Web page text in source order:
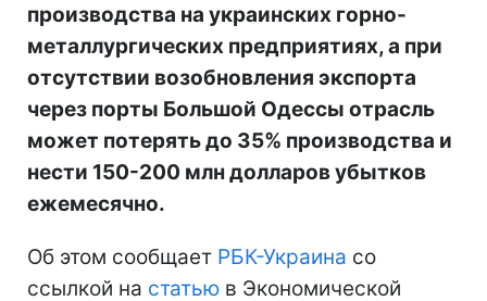
производства на украинских горно-
металлургических предприятиях, а при
отсутствии возобновления экспорта
через порты Большой Одессы отрасль
может потерять до 35% производства и
нести 150-200 млн долларов убытков
ежемесячно.
Об этом сообщает РБК-Украина со
ссылкой на статью в Экономической